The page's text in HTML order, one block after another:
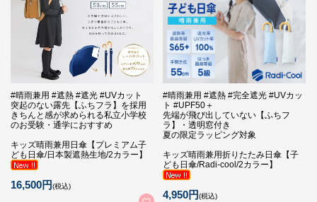
#晴雨兼用 #遮熱 #遮光 #UVカット
突起のない露先【ふちフラ】を採用
きちんと感が求められる私立小学校
のお受験・通学におすすめ
キッズ晴雨兼用日傘【プレミアム子
ども日傘/日本製遮熱生地/2カラー】
16,500円(税込)
#晴雨兼用 #遮熱 #完全遮光 #UVカッ
ト #UPF50＋
先端が飛び出していない【ふちフ
ラ】・透明窓付き
夏の限定ラッピング対象
キッズ晴雨兼用折りたたみ日傘【子
ども日傘/Radi-cool/2カラー】
4,950円(税込)